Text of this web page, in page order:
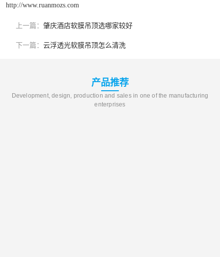
http://www.ruanmozs.com
上一篇： 肇庆酒店软膜吊顶选哪家较好
下一篇： 云浮透光软膜吊顶怎么清洗
产品推荐
Development, design, production and sales in one of the manufacturing
enterprises